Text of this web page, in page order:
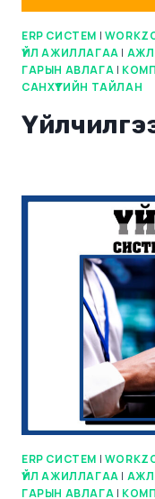
ERP СИСТЕМ |
ҮЙЛ АЖИЛЛАГАА |
ГАРЫН АВЛАГА |
САНХҮҮГИЙН ТАЙЛАН
ERP СИСТЕМ |
ҮЙЛ АЖИЛЛАГАА |
ГАРЫН АВЛАГА |